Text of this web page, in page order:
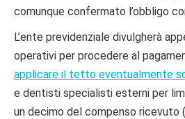
comunque confermato l’obbligo
L’ente previdenziale divulgherà
operativi per procedere al
applicare il tetto eventualmente
e dentisti specialisti esterni per
un decimo del compenso ricevuto